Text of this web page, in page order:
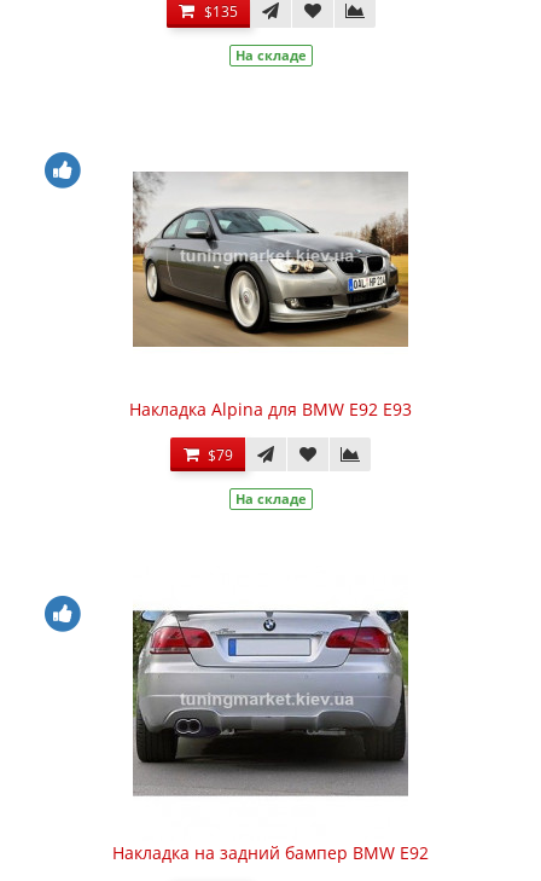
$135
На складе
Накладка Alpina для BMW E92 E93
$79
На складе
Накладка на задний бампер BMW E92